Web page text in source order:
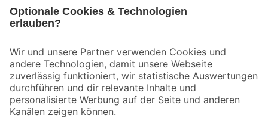
Der toom Newsletter: Keine Angebote und Aktionen mehr verpassen!
Zur Newsletter Anmeldung
Folge uns